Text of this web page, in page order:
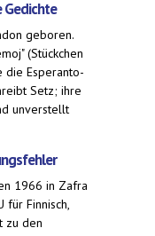
Gedichte
geboren.
(Stückchen
die Esperanto-
Setz; ihre
unverstellt
1966 in Zafra
Finnisch,
zu den